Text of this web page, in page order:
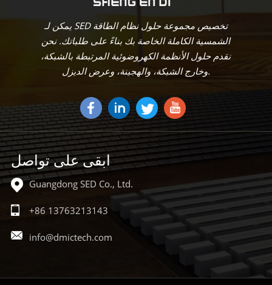
يمكن لـ SED تخصيص مجموعة حلول نظام الطاقة
الشمسية الكاملة الخاصة بك بناءً على طلباتك. نحن
نقدم حلول الأنظمة الكهروضوئية المرتبطة بالشبكة،
وخارج الشبكة، والهجينة، وعرض الديزل.
ابقى على تواصل
Guangdong SED Co., Ltd.
+86 13763213143
info@dmictech.com